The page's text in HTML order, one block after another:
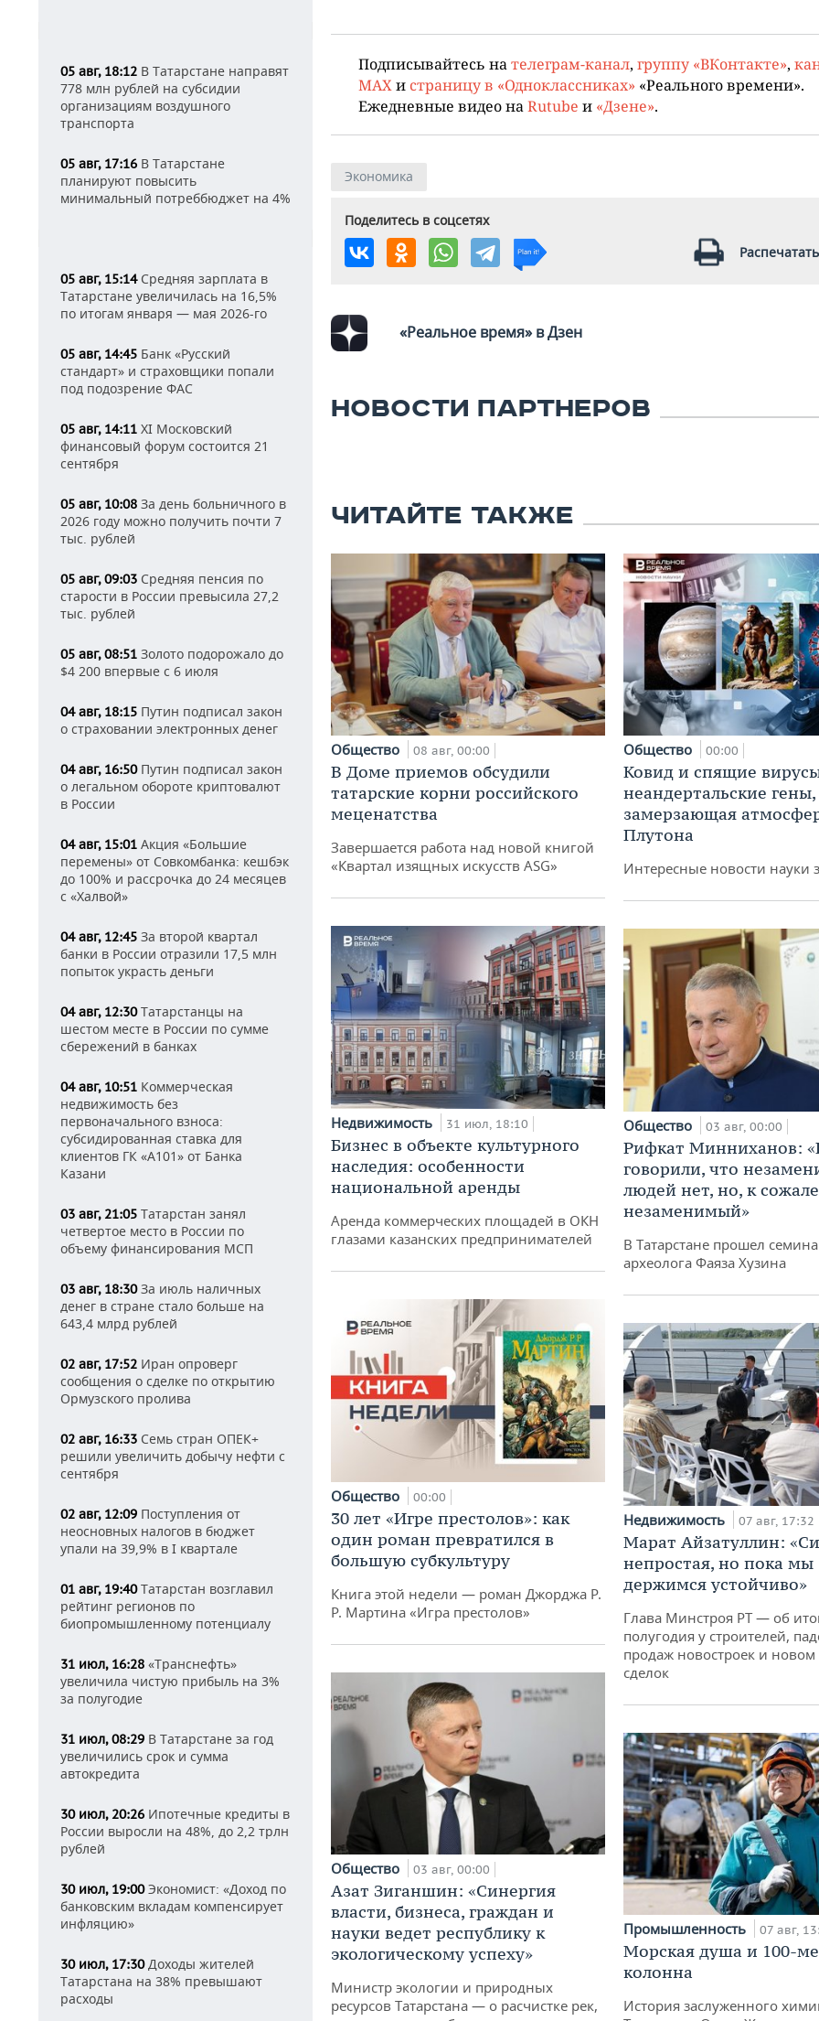
05 авг, 18:12 В Татарстане направят
778 млн рублей на субсидии
организациям воздушного
транспорта
05 авг, 17:16 В Татарстане
планируют повысить
минимальный потреббюджет на 4%
05 авг, 15:14Средняя зарплата в
Татарстане увеличилась на 16,5%
по итогам января — мая 2026-го
05 авг, 14:45 Банк «Русский
стандарт» и страховщики попали
под подозрение ФАС
05 авг, 14:11 XI Московский
финансовый форум состоится 21
сентября
05 авг, 10:08 За день больничного в
2026 году можно получить почти 7
тыс. рублей
05 авг, 09:03 Средняя пенсия по
старости в России превысила 27,2
тыс. рублей
05 авг, 08:51 Золото подорожало до
$4 200 впервые с 6 июля
04 авг, 18:15 Путин подписал закон
о страховании электронных денег
04 авг, 16:50Путин подписал закон
о легальном обороте криптовалют
в России
04 авг, 15:01 Акция «Большие
перемены» от Совкомбанка: кешбэк
до 100% и рассрочка до 24 месяцев
с «Халвой»
04 авг, 12:45 За второй квартал
банки в России отразили 17,5 млн
попыток украсть деньги
04 авг, 12:30Татарстанцы на
шестом месте в России по сумме
сбережений в банках
04 авг, 10:51 Коммерческая
недвижимость без
первоначального взноса:
субсидированная ставка для
клиентов ГК «А101» от Банка
Казани
03 авг, 21:05 Татарстан занял
четвертое место в России по
объему финансирования МСП
03 авг, 18:30За июль наличных
денег в стране стало больше на
643,4 млрд рублей
02 авг, 17:52 Иран опроверг
сообщения о сделке по открытию
Ормузского пролива
02 авг, 16:33 Семь стран ОПЕК+
решили увеличить добычу нефти с
сентября
02 авг, 12:09 Поступления от
неосновных налогов в бюджет
упали на 39,9% в I квартале
01 авг, 19:40Татарстан возглавил
рейтинг регионов по
биопромышленному потенциалу
31 июл, 16:28 «Транснефть»
увеличила чистую прибыль на 3%
за полугодие
31 июл, 08:29 В Татарстане за год
увеличились срок и сумма
автокредита
30 июл, 20:26 Ипотечные кредиты в
России выросли на 48%, до 2,2 трлн
рублей
30 июл, 19:00Экономист: «Доход по
банковским вкладам компенсирует
инфляцию»
30 июл, 17:30Доходы жителей
Татарстана на 38% превышают
расходы
Подписывайтесь на телеграм-канал, группу «ВКонтакте»,
MAX и страницу в «Одноклассниках» «Реального времени».
Ежедневные видео на Rutube и «Дзене».
Экономика
Поделитесь в соцсетях
«Реальное время» в Дзен
НОВОСТИ ПАРТНЕРОВ
ЧИТАЙТЕ ТАКЖЕ
Общество 08 авг, 00:00
В Доме приемов обсудили
татарские корни российского
меценатства
Завершается работа над новой книгой
«Квартал изящных искусств ASG»
Недвижимость 31 июл, 18:10
Бизнес в объекте культурного
наследия: особенности
национальной аренды
Аренда коммерческих площадей в ОКН
глазами казанских предпринимателей
Общество 00:00
30 лет «Игре престолов»: как
один роман превратился в
большую субкультуру
Книга этой недели — роман Джорджа Р.
Р. Мартина «Игра престолов»
Общество 03 авг, 00:00
Азат Зиганшин: «Синергия
власти, бизнеса, граждан и
науки ведет республику к
экологическому успеху»
Министр экологии и природных
ресурсов Татарстана — о расчистке рек,
Общество 00:00
Ковид и спящие
неандертальские гены,
замерзающая
Плутона
Интересные новости науки
Общество 03 авг, 00:00
Рифкат Минниханов:
говорили, что
людей нет, но, к
незаменимый»
В Татарстане прошел
археолога Фаяза Хузина
Недвижимость 07 авг, 17:32
Марат Айзатуллин:
непростая, но пока мы
держимся устойчиво»
Глава Минстроя РТ — об
полугодия у строителей,
продаж новостроек и новом
сделок
Промышленность 07 авг,
Морская душа и 100-
колонна
История заслуженного